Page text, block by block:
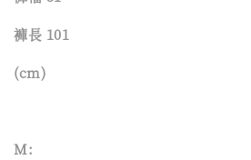
褲長 101
(cm)
M: